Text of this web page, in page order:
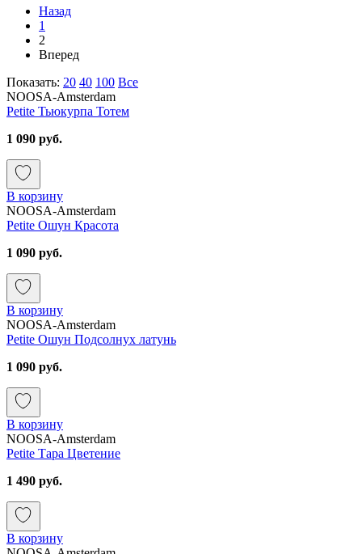
Назад
1
2
Вперед
Показать: 20 40 100 Все
NOOSA-Amsterdam
Petite Тьюкурпа Тотем
1 090 руб.
В корзину
NOOSA-Amsterdam
Petite Ошун Красота
1 090 руб.
В корзину
NOOSA-Amsterdam
Petite Ошун Подсолнух латунь
1 090 руб.
В корзину
NOOSA-Amsterdam
Petite Тара Цветение
1 490 руб.
В корзину